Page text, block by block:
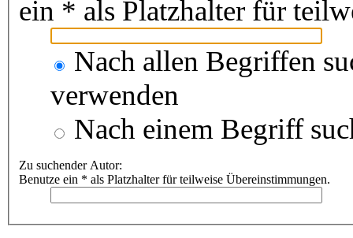
ein * als Platzhalter für
Nach allen Begriffen
verwenden
Nach einem Begriff
Zu suchender Autor:
Benutze ein * als Platzhalter für teilweise Übereinstimmungen.